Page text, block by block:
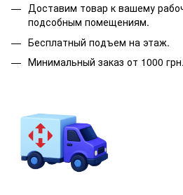
Доставим товар к вашему
подсобным помещениям.
Бесплатный подъем на этаж.
Минимальный заказ от 1000 грн.